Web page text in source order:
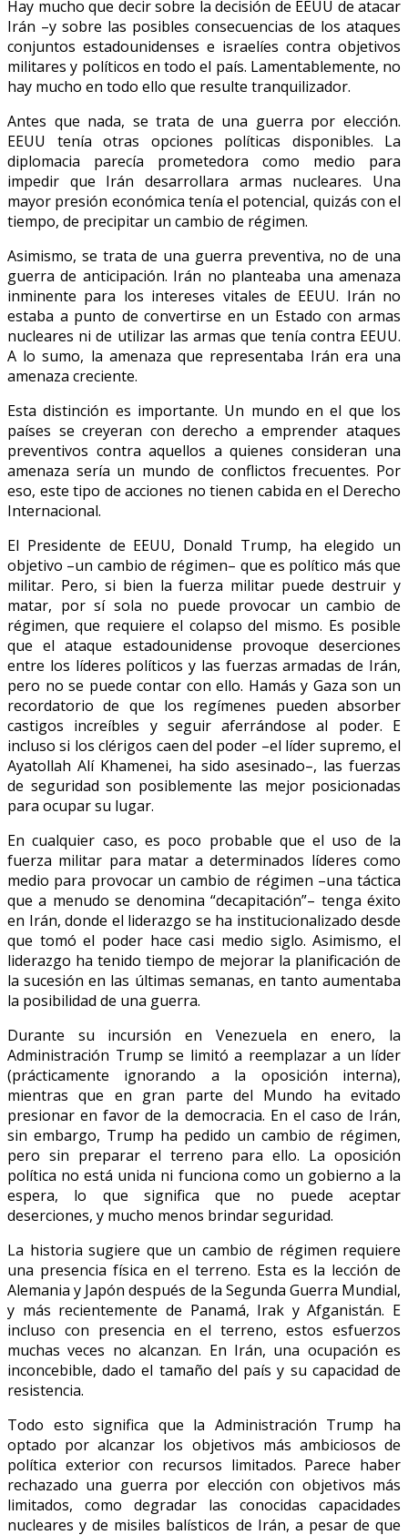
Hay mucho que decir sobre la decisión de EEUU de atacar
Irán –y sobre las posibles consecuencias de los ataques
conjuntos estadounidenses e israelíes contra objetivos
militares y políticos en todo el país. Lamentablemente, no
hay mucho en todo ello que resulte tranquilizador.
Antes que nada, se trata de una guerra por elección.
EEUU tenía otras opciones políticas disponibles. La
diplomacia parecía prometedora como medio para
impedir que Irán desarrollara armas nucleares. Una
mayor presión económica tenía el potencial, quizás con el
tiempo, de precipitar un cambio de régimen.
Asimismo, se trata de una guerra preventiva, no de una
guerra de anticipación. Irán no planteaba una amenaza
inminente para los intereses vitales de EEUU. Irán no
estaba a punto de convertirse en un Estado con armas
nucleares ni de utilizar las armas que tenía contra EEUU.
A lo sumo, la amenaza que representaba Irán era una
amenaza creciente.
Esta distinción es importante. Un mundo en el que los
países se creyeran con derecho a emprender ataques
preventivos contra aquellos a quienes consideran una
amenaza sería un mundo de conflictos frecuentes. Por
eso, este tipo de acciones no tienen cabida en el Derecho
Internacional.
El Presidente de EEUU, Donald Trump, ha elegido un
objetivo –un cambio de régimen– que es político más que
militar. Pero, si bien la fuerza militar puede destruir y
matar, por sí sola no puede provocar un cambio de
régimen, que requiere el colapso del mismo. Es posible
que el ataque estadounidense provoque deserciones
entre los líderes políticos y las fuerzas armadas de Irán,
pero no se puede contar con ello. Hamás y Gaza son un
recordatorio de que los regímenes pueden absorber
castigos increíbles y seguir aferrándose al poder. E
incluso si los clérigos caen del poder –el líder supremo, el
Ayatollah Alí Khamenei, ha sido asesinado–, las fuerzas
de seguridad son posiblemente las mejor posicionadas
para ocupar su lugar.
En cualquier caso, es poco probable que el uso de la
fuerza militar para matar a determinados líderes como
medio para provocar un cambio de régimen –una táctica
que a menudo se denomina “decapitación”– tenga éxito
en Irán, donde el liderazgo se ha institucionalizado desde
que tomó el poder hace casi medio siglo. Asimismo, el
liderazgo ha tenido tiempo de mejorar la planificación de
la sucesión en las últimas semanas, en tanto aumentaba
la posibilidad de una guerra.
Durante su incursión en Venezuela en enero, la
Administración Trump se limitó a reemplazar a un líder
(prácticamente ignorando a la oposición interna),
mientras que en gran parte del Mundo ha evitado
presionar en favor de la democracia. En el caso de Irán,
sin embargo, Trump ha pedido un cambio de régimen,
pero sin preparar el terreno para ello. La oposición
política no está unida ni funciona como un gobierno a la
espera, lo que significa que no puede aceptar
deserciones, y mucho menos brindar seguridad.
La historia sugiere que un cambio de régimen requiere
una presencia física en el terreno. Esta es la lección de
Alemania y Japón después de la Segunda Guerra Mundial,
y más recientemente de Panamá, Irak y Afganistán. E
incluso con presencia en el terreno, estos esfuerzos
muchas veces no alcanzan. En Irán, una ocupación es
inconcebible, dado el tamaño del país y su capacidad de
resistencia.
Todo esto significa que la Administración Trump ha
optado por alcanzar los objetivos más ambiciosos de
política exterior con recursos limitados. Parece haber
rechazado una guerra por elección con objetivos más
limitados, como degradar las conocidas capacidades
nucleares y de misiles balísticos de Irán, a pesar de que